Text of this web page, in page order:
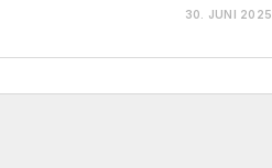
30. JUNI 2025